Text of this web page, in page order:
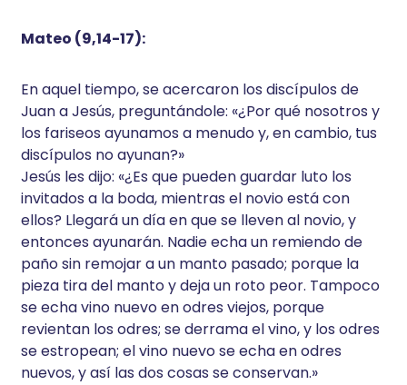
Mateo (9,14-17):
En aquel tiempo, se acercaron los discípulos de
Juan a Jesús, preguntándole: «¿Por qué nosotros y
los fariseos ayunamos a menudo y, en cambio, tus
discípulos no ayunan?»
Jesús les dijo: «¿Es que pueden guardar luto los
invitados a la boda, mientras el novio está con
ellos? Llegará un día en que se lleven al novio, y
entonces ayunarán. Nadie echa un remiendo de
paño sin remojar a un manto pasado; porque la
pieza tira del manto y deja un roto peor. Tampoco
se echa vino nuevo en odres viejos, porque
revientan los odres; se derrama el vino, y los odres
se estropean; el vino nuevo se echa en odres
nuevos, y así las dos cosas se conservan.»